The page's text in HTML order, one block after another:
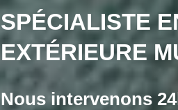
SPÉCIALISTE
EXTÉRIEURE
Nous intervenons